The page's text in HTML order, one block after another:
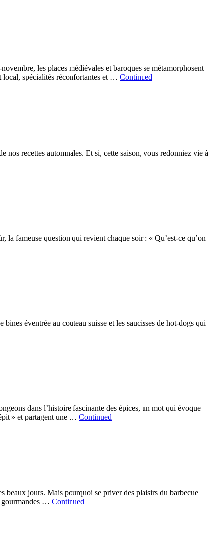
les places médiévales et baroques se métamorphosent
local, spécialités réconfortantes et … Continued
nos recettes automnales. Et si, cette saison, vous redonniez vie à
fameuse question qui revient chaque soir : « Qu’est-ce qu’on
éventrée au couteau suisse et les saucisses de hot-dogs qui
dans l’histoire fascinante des épices, un mot qui évoque
» et partagent une … Continued
beaux jours. Mais pourquoi se priver des plaisirs du barbecue
gourmandes … Continued